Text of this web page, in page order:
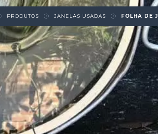
PRODUTOS JANELAS USADAS FOLHA DE